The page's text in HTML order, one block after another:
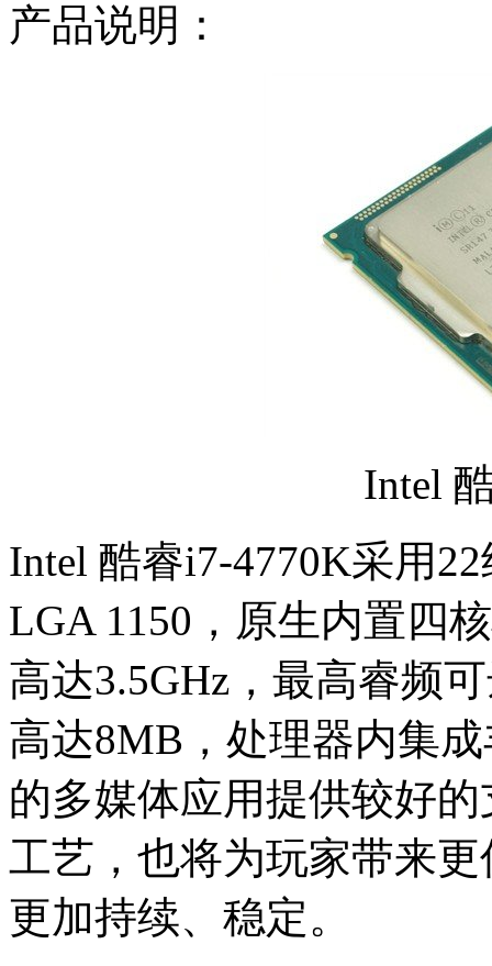
产品说明：
Intel
Intel 酷睿i7-4770K采用
LGA 1150，原生内置四
高达3.5GHz，最高睿频
高达8MB，处理器内集
的多媒体应用提供较好
工艺，也将为玩家带来
更加持续、稳定。